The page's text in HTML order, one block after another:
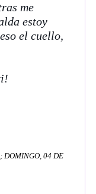
me
estoy
el cuello,
DOMINGO, 04 DE